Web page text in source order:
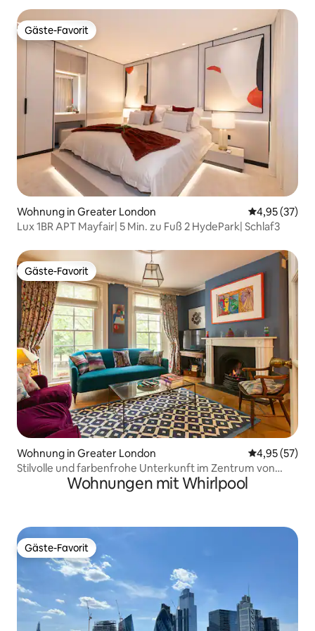
Gäste-Favorit
Gäste-Favorit
Wohnung in Greater London
4,95 (37)
Lux 1BR APT Mayfair| 5 Min. zu Fuß 2 HydePark| Schlaf3
Gäste-Favorit
Gäste-Favorit
Wohnung in Greater London
4,95 (57)
Stilvolle und farbenfrohe Unterkunft im Zentrum von
Wohnungen mit Whirlpool
Gäste-Favorit
Gäste-Favorit